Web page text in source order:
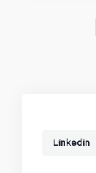
Linkedin